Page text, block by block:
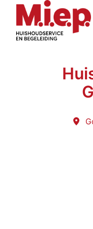
Overslaan
inhoudHomepagina